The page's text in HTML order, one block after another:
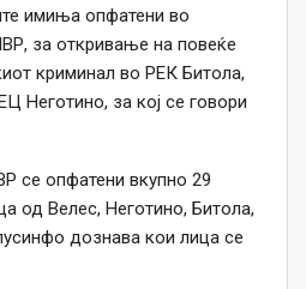
имиња опфатени во
за откривање на повеќе
криминал во РЕК Битола,
Неготино, за кој се говори
се опфатени вкупно 29
од Велес, Неготино, Битола,
дознава кои лица се